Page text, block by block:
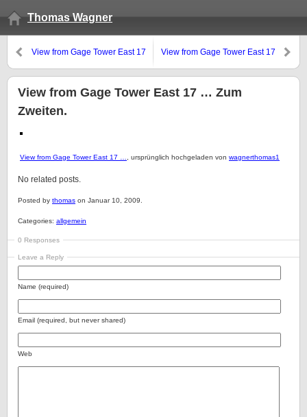
Thomas Wagner
View from Gage Tower East 17
View from Gage Tower East 17
View from Gage Tower East 17 … Zum
Zweiten.
View from Gage Tower East 17 … , ursprünglich hochgeladen von wagnerthomas1
No related posts.
Posted by thomas on Januar 10, 2009.
Categories: allgemein
0 Responses
Leave a Reply
Name (required)
Email (required, but never shared)
Web